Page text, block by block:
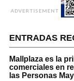
ADVERTISEMENT
ENTRADAS
Mallplaza es la
comerciales en
las Personas